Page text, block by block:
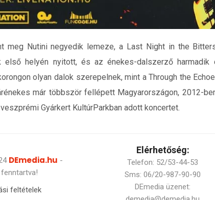
meg Nutini negyedik lemeze, a Last Night in the
első helyén nyitott, és az énekes-dalszerző
olyan dalok szerepelnek, mint a Through the
már többször fellépett Magyarországon, 2012-
Gyárkert KultúrParkban adott koncertet.
DEmedia.hu -
feltételek
Elérhetőség:
Telefon: 52/53-44-53
Sms: 06/20-987-90-90
DEmedia üzenet: